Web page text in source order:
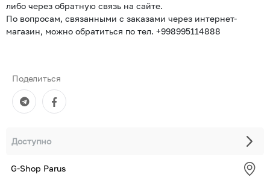
либо через обратную связь на сайте.
По вопросам, связанными с заказами через интернет-
магазин, можно обратиться по тел. +998995114888
Поделиться
Доступно
G-Shop Parus